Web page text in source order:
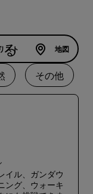
その他
スト 地図
イル、ガンダウ
ング、ウォーキ